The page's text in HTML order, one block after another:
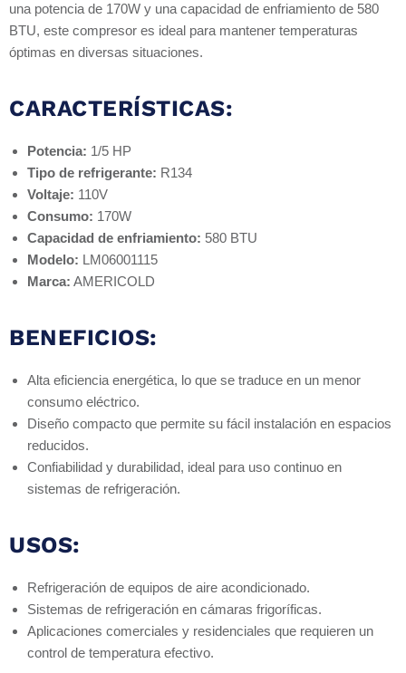
una potencia de 170W y una capacidad de enfriamiento de 580
BTU, este compresor es ideal para mantener temperaturas
óptimas en diversas situaciones.
CARACTERÍSTICAS:
Potencia: 1/5 HP
Tipo de refrigerante: R134
Voltaje: 110V
Consumo: 170W
Capacidad de enfriamiento: 580 BTU
Modelo: LM06001115
Marca: AMERICOLD
BENEFICIOS:
Alta eficiencia energética, lo que se traduce en un menor
consumo eléctrico.
Diseño compacto que permite su fácil instalación en espacios
reducidos.
Confiabilidad y durabilidad, ideal para uso continuo en
sistemas de refrigeración.
USOS:
Refrigeración de equipos de aire acondicionado.
Sistemas de refrigeración en cámaras frigoríficas.
Aplicaciones comerciales y residenciales que requieren un
control de temperatura efectivo.